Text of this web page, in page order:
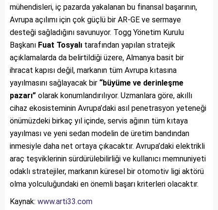
mühendisleri, iç pazarda yakalanan bu finansal başarının,
Avrupa açılımı için çok güçlü bir AR-GE ve sermaye
desteği sağladığını savunuyor. Togg Yönetim Kurulu
Başkanı Fuat Tosyalı tarafından yapılan stratejik
açıklamalarda da belirtildiği üzere, Almanya basit bir
ihracat kapısı değil, markanın tüm Avrupa kıtasına
yayılmasını sağlayacak bir “büyüme ve derinleşme
pazarı” olarak konumlandırılıyor. Uzmanlara göre, akıllı
cihaz ekosisteminin Avrupa’daki asıl penetrasyon yeteneği
önümüzdeki birkaç yıl içinde, servis ağının tüm kıtaya
yayılması ve yeni sedan modelin de üretim bandından
inmesiyle daha net ortaya çıkacaktır. Avrupa’daki elektrikli
araç teşviklerinin sürdürülebilirliği ve kullanıcı memnuniyeti
odaklı stratejiler, markanın küresel bir otomotiv ligi aktörü
olma yolculuğundaki en önemli başarı kriterleri olacaktır.
Kaynak: www.arti33.com